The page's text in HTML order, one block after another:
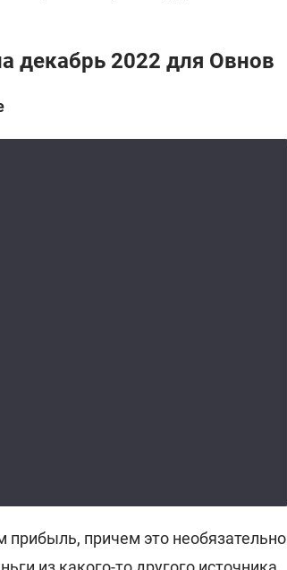
декабрь 2022 для Овнов
причем это необязательно